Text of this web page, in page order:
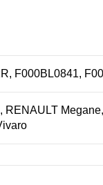
F000BL0841,
RENAULT